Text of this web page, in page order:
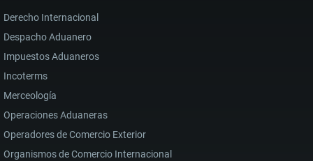
Derecho Internacional
Despacho Aduanero
Impuestos Aduaneros
Incoterms
Merceología
Operaciones Aduaneras
Operadores de Comercio Exterior
Organismos de Comercio Internacional